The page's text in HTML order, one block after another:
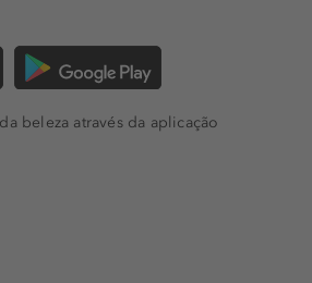
beleza através da aplicação